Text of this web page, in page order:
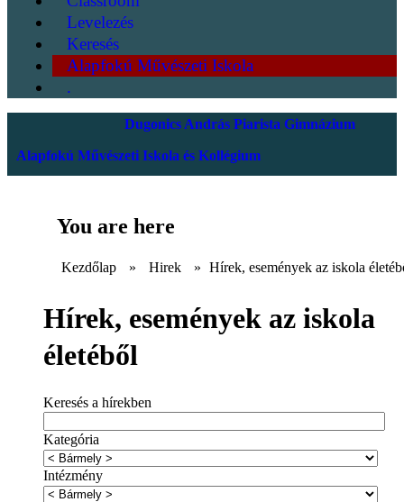
Levelezés
Keresés
Alapfokú Művészeti Iskola
.
Dugonics András Piarista Gimnázium
Alapfokú Művészeti Iskola és Kollégium
You are here
Kezdőlap » Hirek » Hírek, események az iskola
Hírek, események az iskola
életéből
Keresés a hírekben
Kategória
Intézmény